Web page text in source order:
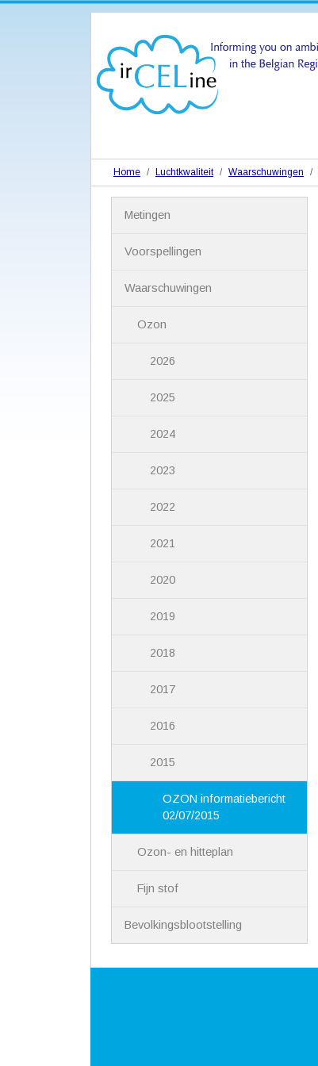
Home Luchtkwaliteit Waarschuwingen
Metingen
Voorspellingen
Waarschuwingen
Ozon
2026
2025
2024
2023
2022
2021
2020
2019
2018
2017
2016
2015
OZON informatiebericht
02/07/2015
Ozon- en hitteplan
Fijn stof
Bevolkingsblootstelling